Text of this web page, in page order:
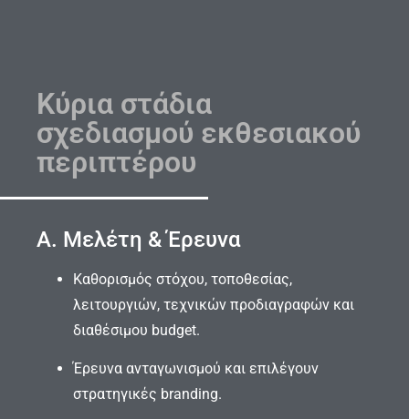
Κύρια στάδια
σχεδιασμού εκθεσιακού
περιπτέρου
Α. Μελέτη & Έρευνα
Καθορισμός στόχου, τοποθεσίας,
λειτουργιών, τεχνικών προδιαγραφών και
διαθέσιμου budget.
Έρευνα ανταγωνισμού και επιλέγουν
στρατηγικές branding.